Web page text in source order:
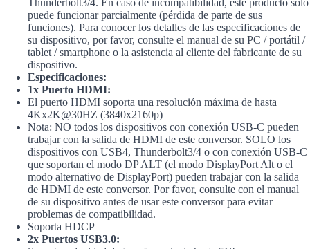
Thunderbolt3/4. En caso de incompatibilidad, este producto solo
puede funcionar parcialmente (pérdida de parte de sus
funciones). Para conocer los detalles de las especificaciones de
su dispositivo, por favor, consulte el manual de su PC / portátil /
tablet / smartphone o la asistencia al cliente del fabricante de su
dispositivo.
Especificaciones:
1x Puerto HDMI:
El puerto HDMI soporta una resolución máxima de hasta
4Kx2K@30HZ (3840x2160p)
Nota: NO todos los dispositivos con conexión USB-C pueden
trabajar con la salida de HDMI de este conversor. SOLO los
dispositivos con USB4, Thunderbolt3/4 o con conexión USB-C
que soportan el modo DP ALT (el modo DisplayPort Alt o el
modo alternativo de DisplayPort) pueden trabajar con la salida
de HDMI de este conversor. Por favor, consulte con el manual
de su dispositivo antes de usar este conversor para evitar
problemas de compatibilidad.
Soporta HDCP
2x Puertos USB3.0: